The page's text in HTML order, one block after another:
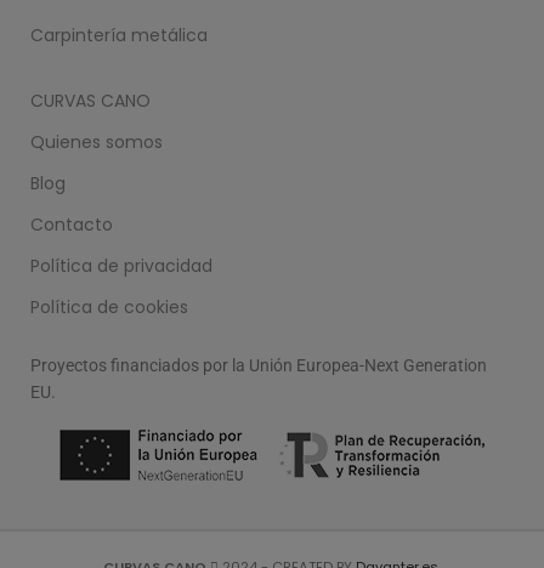
Carpintería metálica
CURVAS CANO
Quienes somos
Blog
Contacto
Política de privacidad
Política de cookies
Proyectos financiados por la Unión Europea-Next Generation
EU.